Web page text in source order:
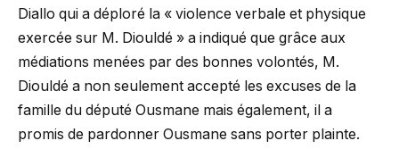
Diallo qui a déploré la « violence verbale et physique
exercée sur M. Diouldé » a indiqué que grâce aux
médiations menées par des bonnes volontés, M.
Diouldé a non seulement accepté les excuses de la
famille du député Ousmane mais également, il a
promis de pardonner Ousmane sans porter plainte.